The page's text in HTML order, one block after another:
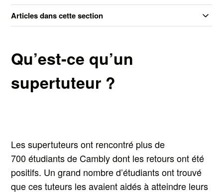
Articles dans cette section
Qu’est-ce qu’un
supertuteur ?
Les supertuteurs ont rencontré plus de
700 étudiants de Cambly dont les retours ont été
positifs. Un grand nombre d’étudiants ont trouvé
que ces tuteurs les avaient aidés à atteindre leurs